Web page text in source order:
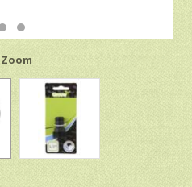
Zoom